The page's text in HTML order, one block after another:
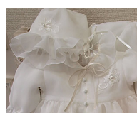
【ドレスリメイク】
ス
【ドレスリメイク】
レス